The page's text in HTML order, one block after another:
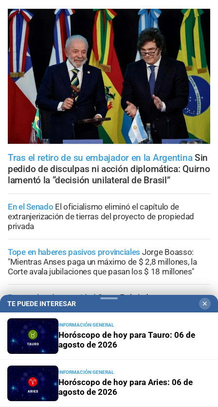
Tras el retiro de su embajador en la Argentina Sin
pedido de disculpas ni acción diplomática: Quirno
lamentó la “decisión unilateral de Brasil”
En el Senado El oficialismo eliminó el capítulo de
extranjerización de tierras del proyecto de propiedad
privada
Tope en haberes pasivos provinciales Jorge Boasso:
"Mientras Anses paga un máximo de $ 2,8 millones, la
Corte avala jubilaciones que pasan los $ 18 millones"
Protocolos de seguridadSanta Fe brinda
recomendaciones para prevenir accidentes con arcos de
fútbol móviles
Repercusiones tras el pronunciamiento
sobre la reforma previsional: para Olivares, el impacto es
TE PUEDE INTERESAR ✕
INFORMACIÓN GENERAL
Horóscopo de hoy para Tauro: 06 de
agosto de 2026
INFORMACIÓN GENERAL
Horóscopo de hoy para Aries: 06 de
agosto de 2026